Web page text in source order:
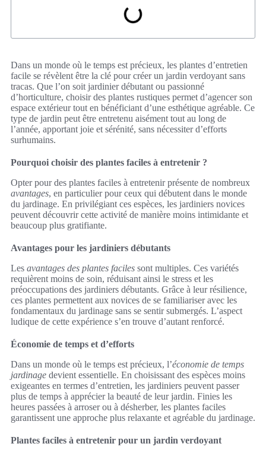
Dans un monde où le temps est précieux, les plantes d’entretien
facile se révèlent être la clé pour créer un jardin verdoyant sans
tracas. Que l’on soit jardinier débutant ou passionné
d’horticulture, choisir des plantes rustiques permet d’agencer son
espace extérieur tout en bénéficiant d’une esthétique agréable. Ce
type de jardin peut être entretenu aisément tout au long de
l’année, apportant joie et sérénité, sans nécessiter d’efforts
surhumains.
Pourquoi choisir des plantes faciles à entretenir ?
Opter pour des plantes faciles à entretenir présente de nombreux
avantages, en particulier pour ceux qui débutent dans le monde
du jardinage. En privilégiant ces espèces, les jardiniers novices
peuvent découvrir cette activité de manière moins intimidante et
beaucoup plus gratifiante.
Avantages pour les jardiniers débutants
Les avantages des plantes faciles sont multiples. Ces variétés
requièrent moins de soin, réduisant ainsi le stress et les
préoccupations des jardiniers débutants. Grâce à leur résilience,
ces plantes permettent aux novices de se familiariser avec les
fondamentaux du jardinage sans se sentir submergés. L’aspect
ludique de cette expérience s’en trouve d’autant renforcé.
Économie de temps et d’efforts
Dans un monde où le temps est précieux, l’économie de temps
jardinage devient essentielle. En choisissant des espèces moins
exigeantes en termes d’entretien, les jardiniers peuvent passer
plus de temps à apprécier la beauté de leur jardin. Finies les
heures passées à arroser ou à désherber, les plantes faciles
garantissent une approche plus relaxante et agréable du jardinage.
Plantes faciles à entretenir pour un jardin verdoyant